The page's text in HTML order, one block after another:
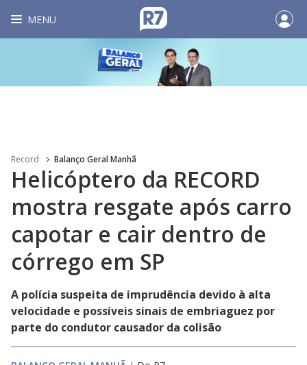
MENU
Record Balanço Geral Manhã
Helicóptero da RECORD
mostra resgate após carro
capotar e cair dentro de
córrego em SP
A polícia suspeita de imprudência devido à alta
velocidade e possíveis sinais de embriaguez por
parte do condutor causador da colisão